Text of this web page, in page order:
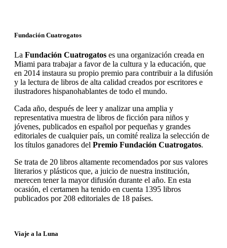
Fundación Cuatrogatos
La Fundación Cuatrogatos es una organización creada en
Miami para trabajar a favor de la cultura y la educación, que
en 2014 instaura su propio premio para contribuir a la difusión
y la lectura de libros de alta calidad creados por escritores e
ilustradores hispanohablantes de todo el mundo.
Cada año, después de leer y analizar una amplia y
representativa muestra de libros de ficción para niños y
jóvenes, publicados en español por pequeñas y grandes
editoriales de cualquierpaís, un comité realiza la selección de
los títulos ganadores del Premio Fundación Cuatrogatos.
Se trata de 20 libros altamente recomendados por sus valores
literarios y plásticos que, a juicio de nuestra institución,
merecen tener la mayor difusión durante el año. En esta
ocasión, el certamen ha tenido en cuenta 1395 libros
publicados por 208 editoriales de 18 países.
Viaje a la Luna